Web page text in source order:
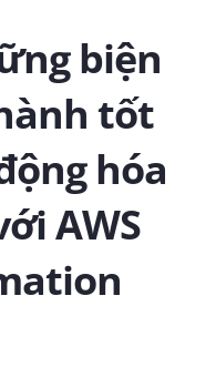
biện
tốt
hóa
AWS